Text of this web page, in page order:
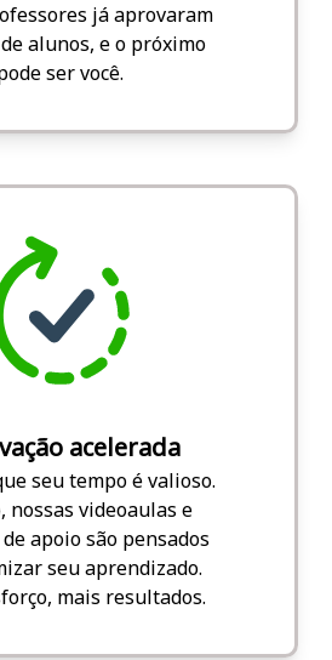
já aprovaram
alunos, e o próximo
ser você.
acelerada
seu tempo é valioso.
nossas videoaulas e
apoio são pensados
seu aprendizado.
mais resultados.